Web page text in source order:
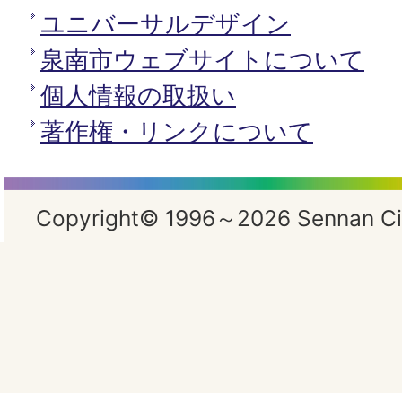
ユニバーサルデザイン
泉南市ウェブサイトについて
個人情報の取扱い
著作権・リンクについて
Copyright© 1996～2026 Sennan